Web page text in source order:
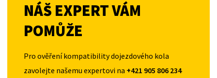
NÁŠ EXPERT VÁM
POMŮŽE
Pro ověření kompatibility dojezdového kola
zavolejte našemu expertovi na +421 905 806 234